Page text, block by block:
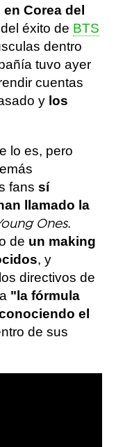
Corea del
éxito de BTS
dentro
tuvo ayer
cuentas
y los
lo es, pero
fans sí
llamado la
Ones.
de un making
, y
directivos de
"la fórmula
el
de sus